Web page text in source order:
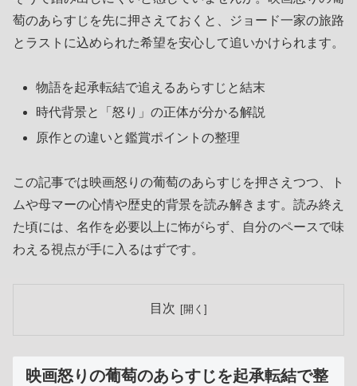
萄のあらすじを先に押さえておくと、ジョード一家の旅路
とラストに込められた希望を安心して追いかけられます。
物語を起承転結で追えるあらすじと結末
時代背景と「怒り」の正体が分かる解説
原作との違いと鑑賞ポイントの整理
この記事では映画怒りの葡萄のあらすじを押さえつつ、ト
ムや母マーの心情や歴史的背景を読み解きます。読み終え
た頃には、名作を必要以上に怖がらず、自分のペースで味
わえる視点が手に入るはずです。
目次
映画怒りの葡萄のあらすじを起承転結で整